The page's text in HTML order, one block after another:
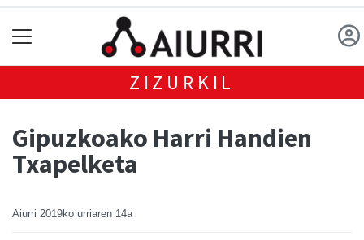
ZIZURKIL
Gipuzkoako Harri Handien
Txapelketa
Aiurri 2019ko urriaren 14a